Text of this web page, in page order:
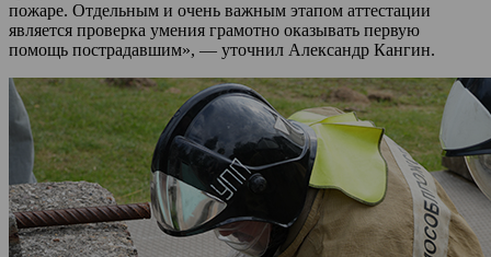
пожаре. Отдельным и очень важным этапом аттестации
является проверка умения грамотно оказывать первую
помощь пострадавшим», — уточнил Александр Кангин.